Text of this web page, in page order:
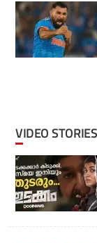
VIDEO STORIES